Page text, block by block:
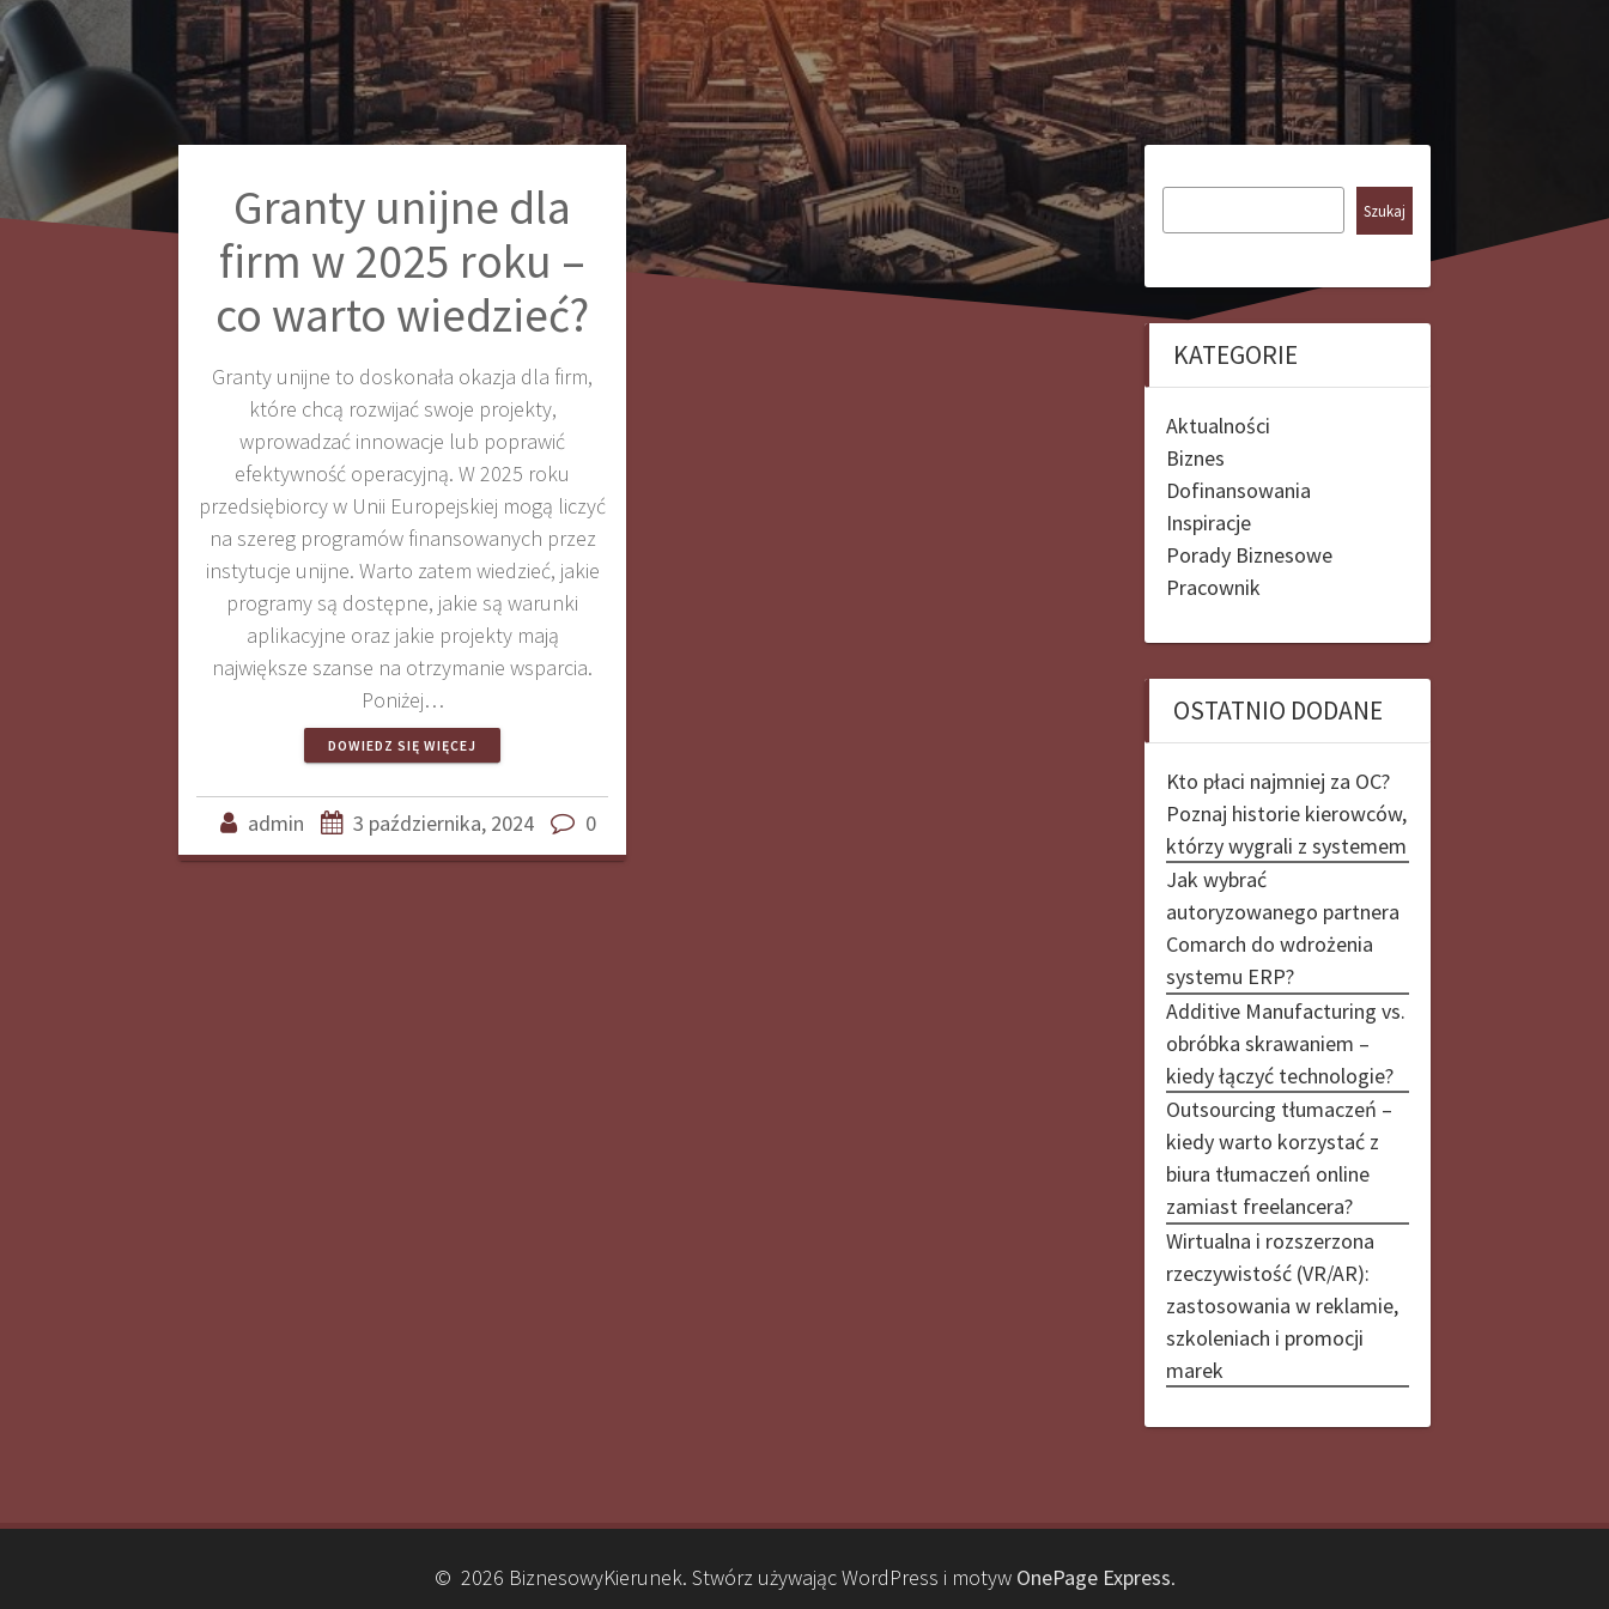
Granty unijne dla
firm w 2025 roku –
co warto wiedzieć?
Granty unijne to doskonała okazja dla firm,
które chcą rozwijać swoje projekty,
wprowadzać innowacje lub poprawić
efektywność operacyjną. W 2025 roku
przedsiębiorcy w Unii Europejskiej mogą liczyć
na szereg programów finansowanych przez
instytucje unijne. Warto zatem wiedzieć, jakie
programy są dostępne, jakie są warunki
aplikacyjne oraz jakie projekty mają
największe szanse na otrzymanie wsparcia.
Poniżej…
DOWIEDZ SIĘ WIĘCEJ
admin 3 października, 2024 0
Szukaj
KATEGORIE
Aktualności
Biznes
Dofinansowania
Inspiracje
Porady Biznesowe
Pracownik
OSTATNIO DODANE
Kto płaci najmniej za OC?
Poznaj historie kierowców,
którzy wygrali z systemem
Jak wybrać
autoryzowanego partnera
Comarch do wdrożenia
systemu ERP?
Additive Manufacturing vs.
obróbka skrawaniem –
kiedy łączyć technologie?
Outsourcing tłumaczeń –
kiedy warto korzystać z
biura tłumaczeń online
zamiast freelancera?
Wirtualna i rozszerzona
rzeczywistość (VR/AR):
zastosowania w reklamie,
szkoleniach i promocji
marek
© 2026 BiznesowyKierunek. Stwórz używając WordPress i motyw OnePage Express.